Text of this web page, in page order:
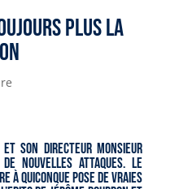
plus la
son directeur Monsieur
nouvelles attaques. Le
à quiconque pose de vraies